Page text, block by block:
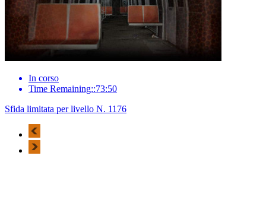
In corso
Time Remaining::73:50
Sfida limitata per livello N. 1176